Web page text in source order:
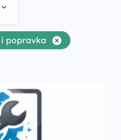
i popravka